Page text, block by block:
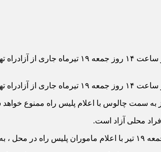
به گزارش اقتصاد آنلاین به نقل از ایرنا، سرهنگ پیمان
می‌شود.
محلی آزاد است.